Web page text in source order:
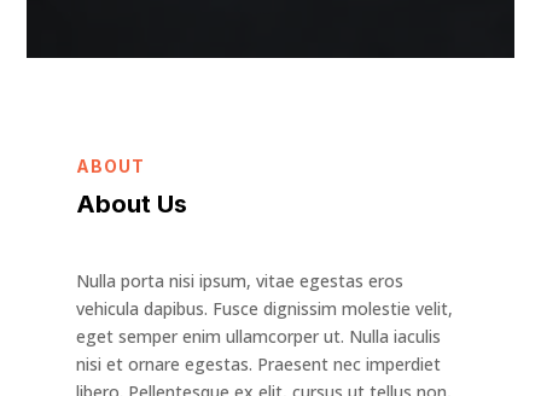
ABOUT
About Us
Nulla porta nisi ipsum, vitae egestas eros
vehicula dapibus. Fusce dignissim molestie velit,
eget semper enim ullamcorper ut. Nulla iaculis
nisi et ornare egestas. Praesent nec imperdiet